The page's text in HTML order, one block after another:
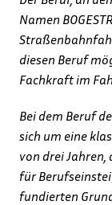
Namen
diesen Beruf
Fachkraft im
Bei dem Beruf
sich um eine
von drei
für
fundierten